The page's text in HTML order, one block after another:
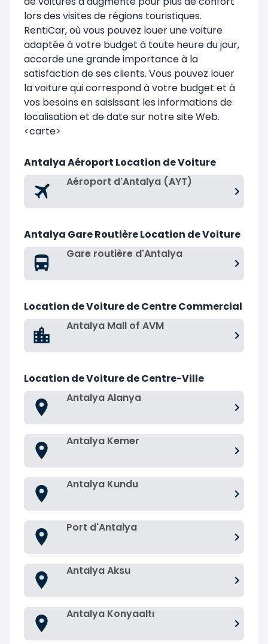
lors des visites de régions touristiques.
RentiCar, où vous pouvez louer une voiture
adaptée à votre budget à toute heure du jour,
accorde une grande importance à la
satisfaction de ses clients. Vous pouvez louer
la voiture qui correspond à votre budget et à
vos besoins en saisissant les informations de
localisation et de date sur notre site Web.
<carte>
Antalya Aéroport Location de Voiture
Aéroport d'Antalya (AYT)
Antalya Gare Routière Location de Voiture
Gare routière d'Antalya
Location de Voiture de Centre Commercial
Antalya Mall of AVM
Location de Voiture de Centre-Ville
Antalya Alanya
Antalya Kemer
Antalya Kundu
Port d'Antalya
Antalya Aksu
Antalya Konyaaltı